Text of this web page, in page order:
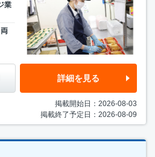
業
詳細を見る
掲載開始日：2026-08-03
掲載終了予定日：2026-08-09